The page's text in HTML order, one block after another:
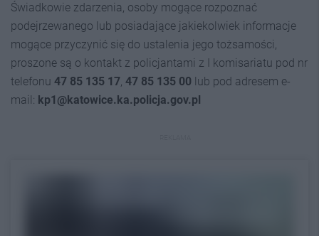
Świadkowie zdarzenia, osoby mogące rozpoznać
podejrzewanego lub posiadające jakiekolwiek informacje
mogące przyczynić się do ustalenia jego tożsamości,
proszone są o kontakt z policjantami z I komisariatu pod nr
telefonu 47 85 135 17, 47 85 135 00 lub pod adresem e-
mail: kp1@katowice.ka.policja.gov.pl